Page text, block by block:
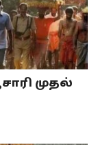
முதல்